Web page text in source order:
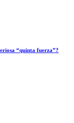
“quinta fuerza”?